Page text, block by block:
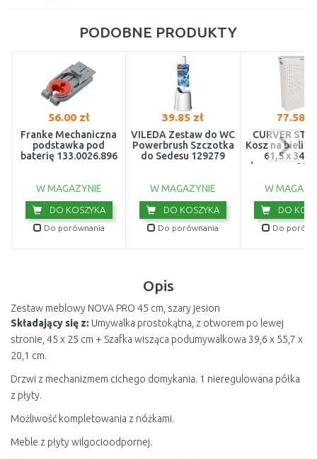
PODOBNE PRODUKTY
56.00 zł
Franke Mechaniczna
podstawka pod
baterię 133.0026.896
W MAGAZYNIE
DO KOSZYKA
Do porównania
39.85 zł
VILEDA Zestaw do WC
Powerbrush Szczotka
do Sedesu 129279
W MAGAZYNIE
DO KOSZYKA
Do porównania
77.58
CURVER
Kosz na
61,5 x 34,1
kremowy
W
DO
Do
Opis
Zestaw meblowy NOVA PRO 45 cm, szary jesion
Składający się z: Umywalka prostokątna, z otworem po lewej
stronie, 45 x 25 cm + Szafka wisząca podumywalkowa 39,6 x 55,7 x
20,1 cm.
Drzwi z mechanizmem cichego domykania. 1 nieregulowana półka
z płyty.
Możliwość kompletowania z nóżkami.
Meble z płyty wilgocioodpornej.